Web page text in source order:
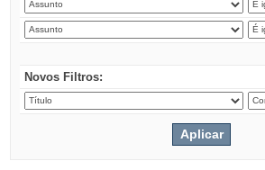
Novos Filtros: